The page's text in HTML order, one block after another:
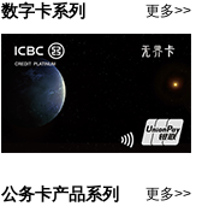
更多>>
数字卡系列
更多>>
公务卡产品系列